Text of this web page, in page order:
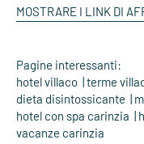
MOSTRARE I LINK DI
Pagine interessanti:
hotel villaco
terme
dieta disintossicante
hotel con spa carinzia
vacanze carinzia